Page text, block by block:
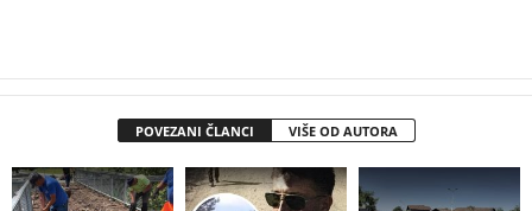
POVEZANI ČLANCI VIŠE OD AUTORA